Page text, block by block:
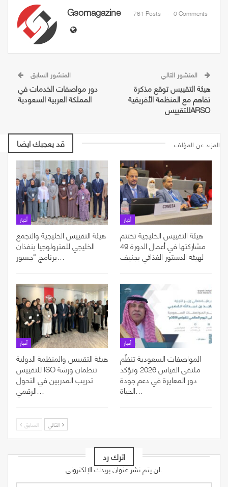
Gsomagazine 761 Posts 0 Comments
المنشور السابق
دور مواصفات الخدمات في
المملكة العربية السعودية
هيئة التقييس توقع مذكرة
تفاهم مع المنظمة الأفريقية
للتقييسARSO
قد يعجبك ايضا المزيد عن المؤلف
أخبار
هيئة التقييس الخليجية والتجمع
الخليجي للمترولوجيا ينفذان
برنامج “جسور…
أخبار
هيئة التقييس الخليجية تختتم
مشاركتها في أعمال الدورة 49
لهيئة الدستور الغذائي بجنيف
أخبار
هيئة التقييس والمنظمة الدولية
للتقييس ISO تنظمان ورشة
تدريب المدربين في التحول
الرقمي…
أخبار
المواصفات السعودية تنظّم
ملتقى القياس 2026 وتؤكد
دور المعايرة في دعم جودة
الحياة…
السابق
اترك رد
لن يتم نشر عنوان بريدك الإلكتروني.